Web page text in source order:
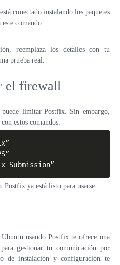
conectado instalando los paquetes
comando:
reemplaza los detalles con tu
prueba real.
el firewall
limitar Postfix. Sin embargo,
estos comandos:
Submission”
ya está listo para usarse.
usando Postfix te ofrece una
gestionar tu comunicación por
de instalación y configuración te